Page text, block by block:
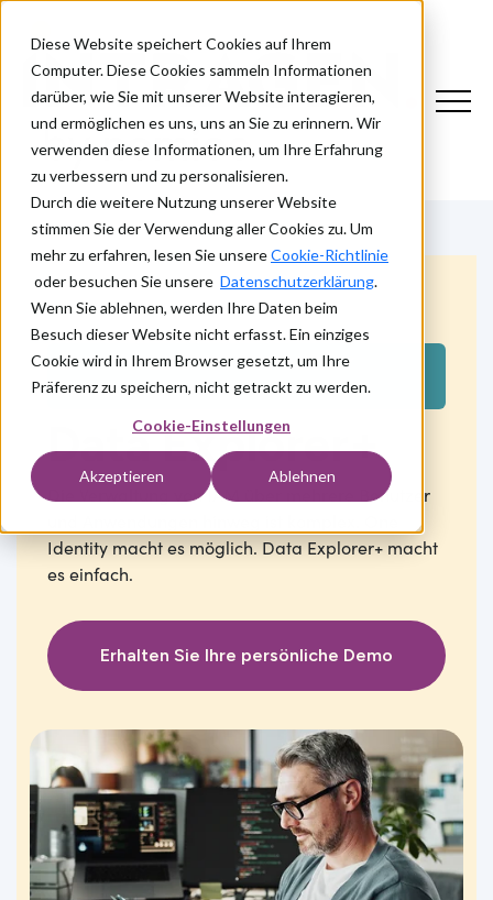
Diese Website speichert Cookies auf Ihrem
Computer. Diese Cookies sammeln Informationen
darüber, wie Sie mit unserer Website interagieren,
und ermöglichen es uns, uns an Sie zu erinnern. Wir
verwenden diese Informationen, um Ihre Erfahrung
zu verbessern und zu personalisieren.
Durch die weitere Nutzung unserer Website
stimmen Sie der Verwendung aller Cookies zu. Um
mehr zu erfahren, lesen Sie unsereCookie-Richtlinie
oder besuchen Sie unsere Datenschutzerklärung.
Wenn Sie ablehnen, werden Ihre Daten beim
Besuch dieser Website nicht erfasst. Ein einziges
Cookie wird in Ihrem Browser gesetzt, um Ihre
Präferenz zu speichern, nicht getrackt zu werden.
Cookie-Einstellungen
Akzeptieren Ablehnen
UNSERE PRODUKTE - ONE IDENTITY
MANAGER
Data Explorer+
Die Verwaltung von IAM über mehrere Benutzer
Identity macht es möglich. Data Explorer+ macht
es einfach.
Erhalten Sie Ihre persönliche Demo